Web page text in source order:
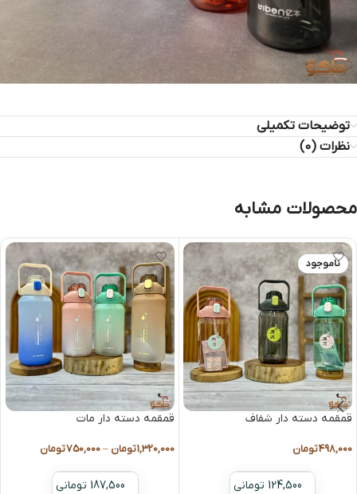
توضیحات تکمیلی
نظرات (0)
محصولات مشابه
ناموجود
قمقمه دسته دار شفاف
498,000تومان
124,500 تومانی
قمقمه دسته دار مات
1,320,000تومان –
750,000تومان
187,500 تومانی